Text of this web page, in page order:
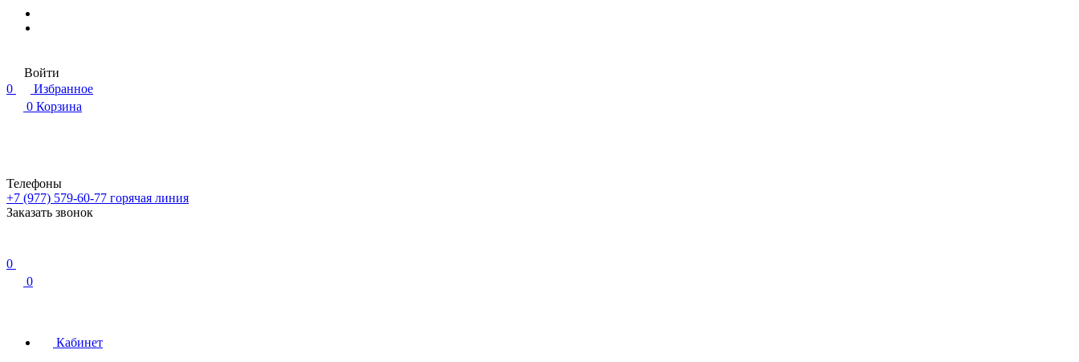
Войти
0
Избранное
0 Корзина
Телефоны
+7 (977) 579-60-77 горячая линия
Заказать звонок
0
0
Кабинет